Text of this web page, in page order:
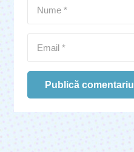
Publică comentariul